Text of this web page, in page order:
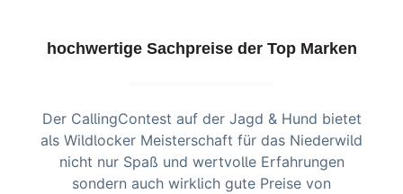
hochwertige Sachpreise der Top Marken
Der CallingContest auf der Jagd & Hund bietet
als Wildlocker Meisterschaft für das Niederwild
nicht nur Spaß und wertvolle Erfahrungen
sondern auch wirklich gute Preise von